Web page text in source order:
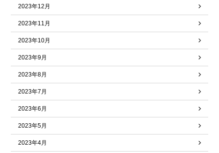
2023年12月
2023年11月
2023年10月
2023年9月
2023年8月
2023年7月
2023年6月
2023年5月
2023年4月